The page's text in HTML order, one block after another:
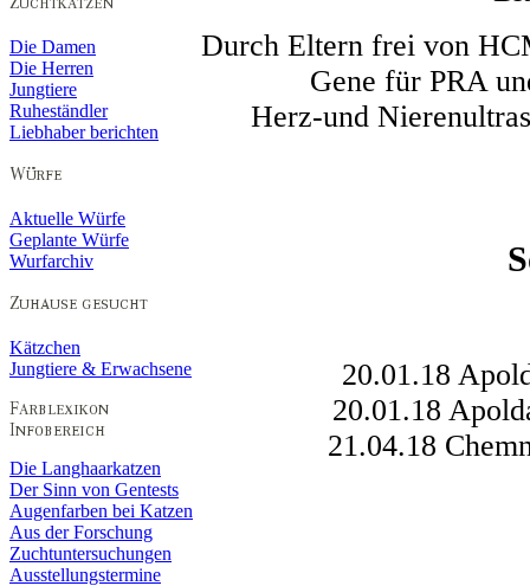
Die Damen
Die Herren
Jungtiere
Ruheständler
Liebhaber berichten
Aktuelle Würfe
Geplante Würfe
Wurfarchiv
Kätzchen
Jungtiere & Erwachsene
Die Langhaarkatzen
Der Sinn von Gentests
Augenfarben bei Katzen
Aus der Forschung
Zuchtuntersuchungen
Ausstellungstermine
Durch Eltern frei von
Gene für PRA
Herz-und
20.01.18
20.01.18
21.04.18